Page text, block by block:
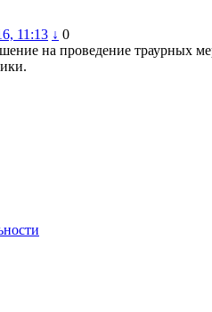
11:13 ↓ 0
на проведение траурных